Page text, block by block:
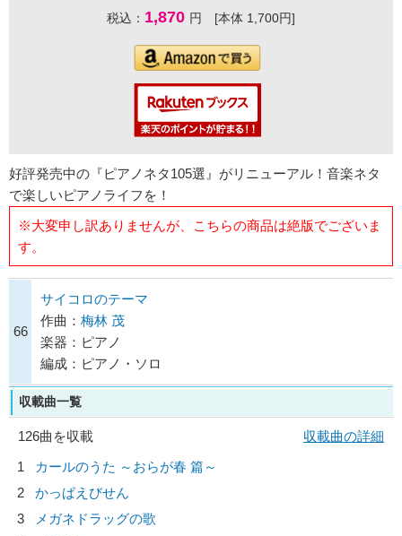
税込： 1,870 円 [本体 1,700円]
好評発売中の『ピアノネタ105選』がリニューアル！音楽ネタ
で楽しいピアノライフを！
※大変申し訳ありませんが、こちらの商品は絶版でございま
す。
66
サイコロのテーマ
作曲： 梅林 茂
楽器：ピアノ
編成：ピアノ・ソロ
収載曲一覧
126曲を収載
収載曲の詳細
1
カールのうた ～おらが春 篇～
2
かっぱえびせん
3
メガネドラッグの歌